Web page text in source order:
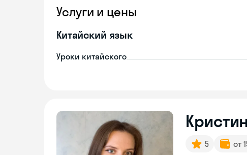
Услуги и цены
Китайский язык
Уроки китайского
5 от